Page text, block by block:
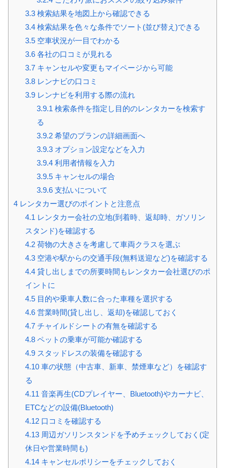
3.3検索結果を地図上から確認できる
3.4検索結果を色々な条件でソート(並び替え)できる
3.5空車状況が一目でわかる
3.6各社の口コミが見れる
3.7キャンセルや変更もマイページから可能
3.8レンナビの口コミ
3.9レンナビを利用する際の流れ
3.9.1 検索条件を指定し目的のレンタカーを検索す
る
3.9.2希望のプランの詳細画面へ
3.9.3オプション設定などを入力
3.9.4利用者情報を入力
3.9.5キャンセルの場合
3.9.6支払いについて
4 レンタカー選びのポイントと注意点
4.1 レンタカー会社の立地(到着時、返却時、ガソリン
スタンド)を確認する
4.2荷物の大きさを考慮して車両クラスを選ぶ
4.3空港や駅からの交通手段(無料送迎など)を確認する
4.4貸し出しまでの所要時間もレンタカー会社選びのポ
イントに
4.5目的や乗車人数に合った車種を選択する
4.6営業時間(貸し出し、返却)を確認しておく
4.7チャイルドシートの有無を確認する
4.8ペットの乗車が可能か確認する
4.9スタッドレスの装備を確認する
4.10車の状態（中古車、新車、禁煙車など）を確認す
る
4.11 音楽再生(CDプレイヤー、Bluetooth)やカーナビ、
ETCなどの設備(Bluetooth)
4.12口コミを確認する
4.13周辺ガソリンスタンドを予めチェックしておく(定
休日や営業時間も)
4.14キャンセルポリシーをチェックしておく